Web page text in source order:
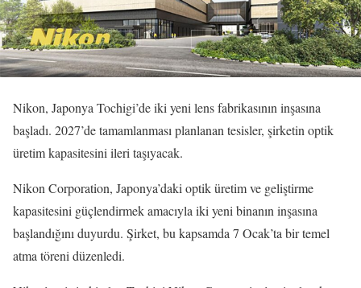
Nikon, Japonya Tochigi’de iki yeni lens fabrikasının inşasına
başladı. 2027’de tamamlanması planlanan tesisler, şirketin optik
üretim kapasitesini ileri taşıyacak.
Nikon Corporation, Japonya’daki optik üretim ve geliştirme
kapasitesini güçlendirmek amacıyla iki yeni binanın inşasına
başlandığını duyurdu. Şirket, bu kapsamda 7 Ocak’ta bir temel
atma töreni düzenledi.